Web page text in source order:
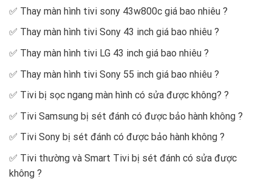
✅ Thay màn hình tivi sony 43w800c giá bao nhiêu ?
✅ Thay màn hình tivi Sony 43 inch giá bao nhiêu ?
✅ Thay màn hình tivi LG 43 inch giá bao nhiêu ?
✅ Thay màn hình tivi Sony 55 inch giá bao nhiêu ?
✅ Tivi bị sọc ngang màn hình có sửa được không? ?
✅ Tivi Samsung bị sét đánh có được bảo hành không ?
✅ Tivi Sony bị sét đánh có được bảo hành không ?
✅ Tivi thường và Smart Tivi bị sét đánh có sửa được
không ?